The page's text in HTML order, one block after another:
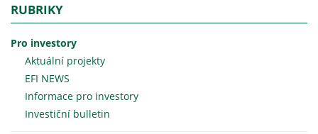
RUBRIKY
Pro investory
Aktuální projekty
EFI NEWS
Informace pro investory
Investiční bulletin